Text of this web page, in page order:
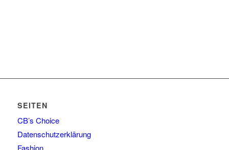
SEITEN
CB’s Choice
Datenschutzerklärung
Fashion